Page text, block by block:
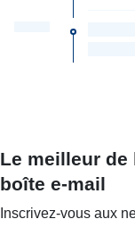
Le meilleur de
boîte e-mail
Inscrivez-vous aux